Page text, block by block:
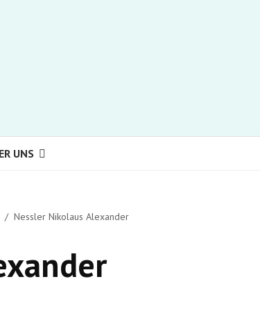
UNS
Nessler Nikolaus Alexander